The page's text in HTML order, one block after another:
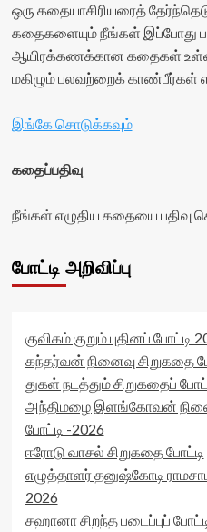
ஒரு கதையாசிரியரைத்
கதைகளையும் நீங்கள் இப்போது
ஆயிரக்கணக்கான கதைகள்
மகிழும் பலவற்றைக் காண்பீர்கள்
இங்கே சொடுக்கவும்
கதைப்பதிவு
நீங்கள் எழுதிய கதையை பதிவு
போட்டி அறிவிப்பு
குவிகம் குறும் புதினப் போட்டி
கந்தர்வன் நினைவு சிறுகதை
துகள் நடத்தும் சிறுகதைப்
அந்திமழை இளங்கோவன்
போட்டி -2026
ஈரோடு வாசல் சிறுகதை போட்டி
எழுத்தாளர் தனுஷ்கோடி
2026
சஹானா சிறந்த படைப்புப்